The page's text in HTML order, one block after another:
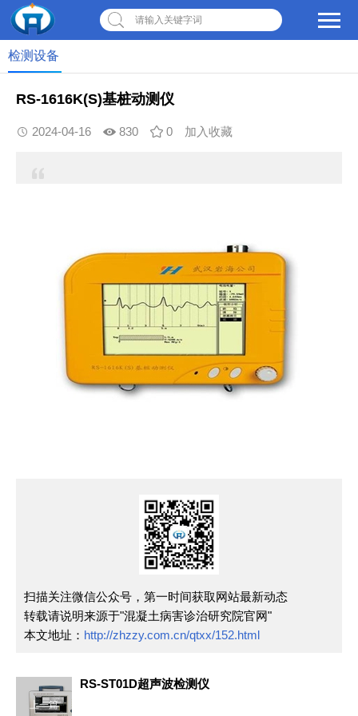
请输入关键字词
检测设备
RS-1616K(S)基桩动测仪
2024-04-16 830 0 加入收藏
扫描关注微信公众号，第一时间获取网站最新动态
转载请说明来源于"混凝土病害诊治研究院官网"
本文地址： http://zhzzy.com.cn/qtxx/152.html
上一篇
RS-ST01D超声波检测仪